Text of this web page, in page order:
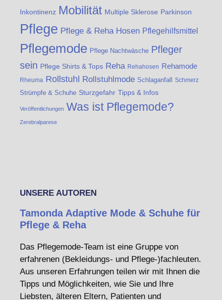
Inkontinenz Mobilität Multiple Sklerose Parkinson
Pflege Pflege & Reha Hosen Pflegehilfsmittel
Pflegemode Pflege Nachtwäsche Pfleger
sein Pflege Shirts & Tops Reha Rehahosen Rehamode
Rheuma Rollstuhl Rollstuhlmode Schlaganfall Schmerz
Strümpfe & Schuhe Sturzgefahr Tipps & Infos
Veröffentlichungen Was ist Pflegemode?
Zerebralparese
UNSERE AUTOREN
Tamonda Adaptive Mode & Schuhe für
Pflege & Reha
Das Pflegemode-Team ist eine Gruppe von
erfahrenen (Bekleidungs- und Pflege-)fachleuten.
Aus unseren Erfahrungen teilen wir mit Ihnen die
Tipps und Möglichkeiten, wie Sie und Ihre
Liebsten, älteren Eltern, Patienten und